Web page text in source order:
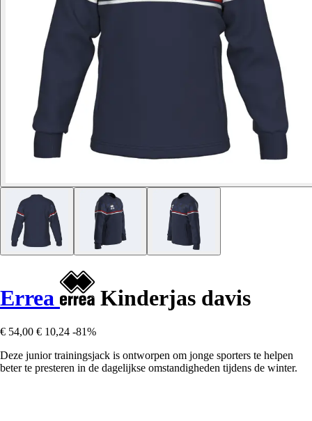
Errea Kinderjas davis
€ 54,00 € 10,24 -81%
Deze junior trainingsjack is ontworpen om jonge sporters te helpen
beter te presteren in de dagelijkse omstandigheden tijdens de winter.